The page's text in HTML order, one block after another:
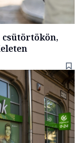
csütörtökön,